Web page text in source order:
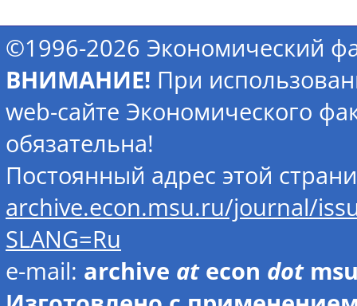
©1996-2026 Экономический
ВНИМАНИЕ! При
web-сайте Экономического
обязательна!
Постоянный адрес этой
archive.econ.msu.ru/journal/
SLANG=Ru
e-mail: archive atecon dot